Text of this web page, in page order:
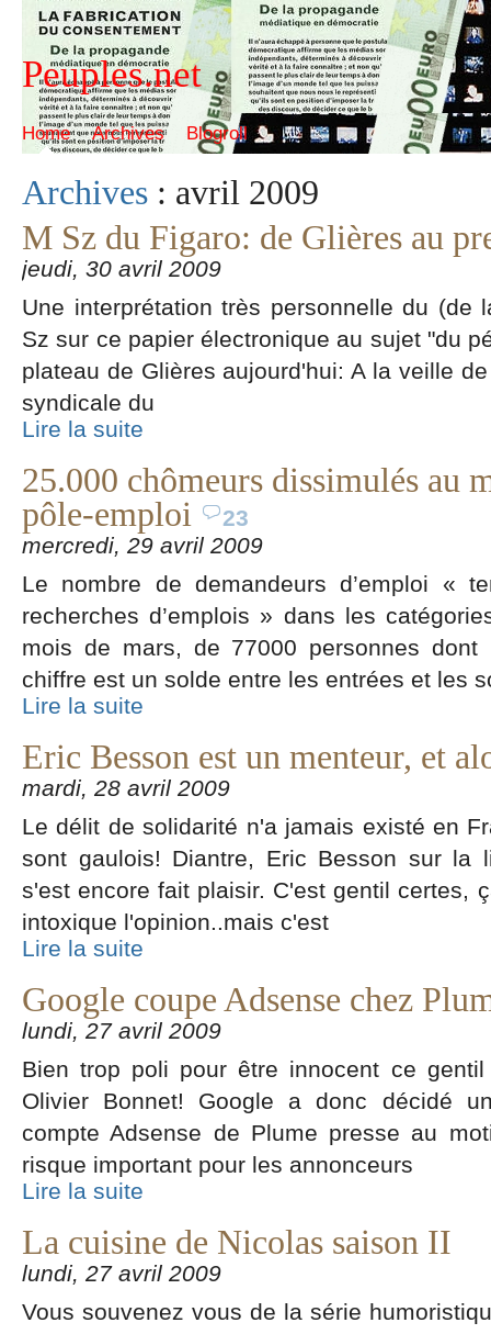
Peuples.net
Home Archives Blogroll
Archives : avril 2009
M Sz du Figaro: de Glières au
jeudi, 30 avril 2009
Une interprétation très personnelle du (de
Sz sur ce papier électronique au sujet "du
plateau de Glières aujourd'hui: A la veille
syndicale du
Lire la suite
25.000 chômeurs dissimulés au
pôle-emploi
23
mercredi, 29 avril 2009
Le nombre de demandeurs d’emploi «
recherches d’emplois » dans les
mois de mars, de 77000 personnes
chiffre est un solde entre les entrées et les
Lire la suite
Eric Besson est un menteur, et
mardi, 28 avril 2009
Le délit de solidarité n'a jamais existé en
sont gaulois! Diantre, Eric Besson sur la
s'est encore fait plaisir. C'est gentil certes,
intoxique l'opinion..mais c'est
Lire la suite
Google coupe Adsense chez
lundi, 27 avril 2009
Bien trop poli pour être innocent ce
Olivier Bonnet! Google a donc décidé
compte Adsense de Plume presse au
risque important pour les annonceurs
Lire la suite
La cuisine de Nicolas saison II
lundi, 27 avril 2009
Vous souvenez vous de la série